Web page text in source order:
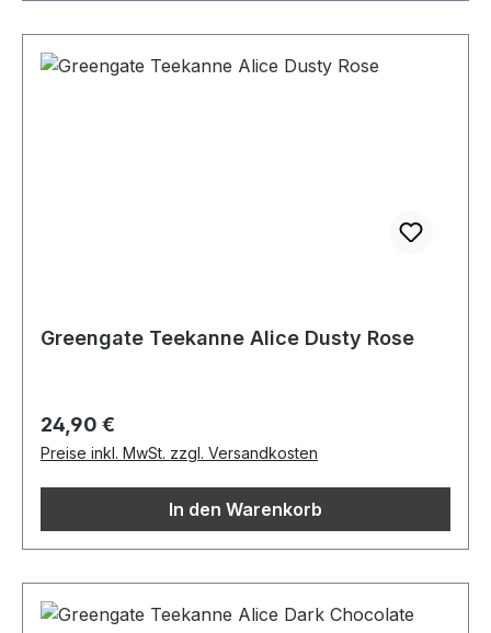
Greengate Teekanne Alice Dusty Rose
Regulärer Preis:
24,90 €
Preise inkl. MwSt. zzgl. Versandkosten
In den Warenkorb